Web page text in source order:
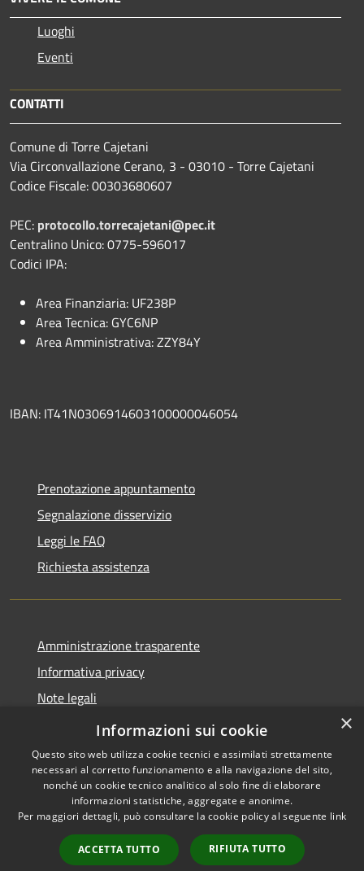
Luoghi
Eventi
CONTATTI
Comune di Torre Cajetani
Via Circonvallazione Cerano, 3 - 03010 - Torre Cajetani
Codice Fiscale: 00303680607
PEC: protocollo.torrecajetani@pec.it
Centralino Unico: 0775-596017
Codici IPA:
Area Finanziaria: UF238P
Area Tecnica: GYC6NP
Area Amministrativa: ZZY84Y
IBAN: IT41N0306914603100000046054
Prenotazione appuntamento
Segnalazione disservizio
Leggi le FAQ
Richiesta assistenza
Amministrazione trasparente
Informativa privacy
Note legali
Dichiarazione di accessibilità
Accessibilità
Copyright © 2026 • Comune di
Torre Cajetani • Powered by
Municipium•
Accesso
redazione
×
Informazioni sui cookie
Questo sito web utilizza cookie tecnici e assimilati strettamente
necessari al corretto funzionamento e alla navigazione del sito,
nonché un cookie tecnico analitico al solo fine di elaborare
informazioni statistiche, aggregate e anonime.
Per maggiori dettagli, può consultare la cookie policy al seguente link
ACCETTA TUTTO RIFIUTA TUTTO